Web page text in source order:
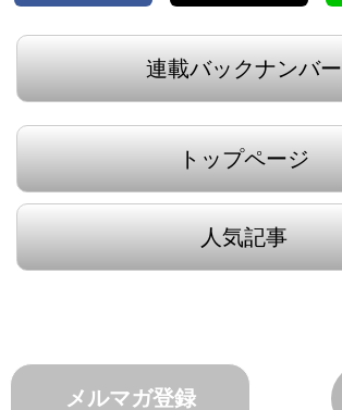
連載バックナンバー
トップページ
人気記事
メルマガ登録